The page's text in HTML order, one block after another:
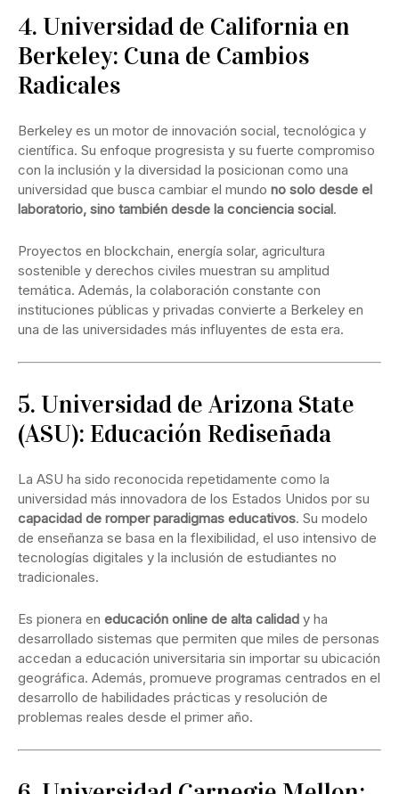
4. Universidad de California en
Berkeley: Cuna de Cambios
Radicales
Berkeley es un motor de innovación social, tecnológica y
científica. Su enfoque progresista y su fuerte compromiso
con la inclusión y la diversidad la posicionan como una
universidad que busca cambiar el mundo no solo desde el
laboratorio, sino también desde la conciencia social.
Proyectos en blockchain, energía solar, agricultura
sostenible y derechos civiles muestran su amplitud
temática. Además, la colaboración constante con
instituciones públicas y privadas convierte a Berkeley en
una de las universidades más influyentes de esta era.
5. Universidad de Arizona State
(ASU): Educación Rediseñada
La ASU ha sido reconocida repetidamente como la
universidad más innovadora de los Estados Unidos por su
capacidad de romper paradigmas educativos. Su modelo
de enseñanza se basa en la flexibilidad, el uso intensivo de
tecnologías digitales y la inclusión de estudiantes no
tradicionales.
Es pionera en educación online de alta calidad y ha
desarrollado sistemas que permiten que miles de personas
accedan a educación universitaria sin importar su ubicación
geográfica. Además, promueve programas centrados en el
desarrollo de habilidades prácticas y resolución de
problemas reales desde el primer año.